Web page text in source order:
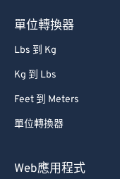
單位轉換器
Lbs 到 Kg
Kg 到 Lbs
Feet 到 Meters
單位轉換器
Web應用程式